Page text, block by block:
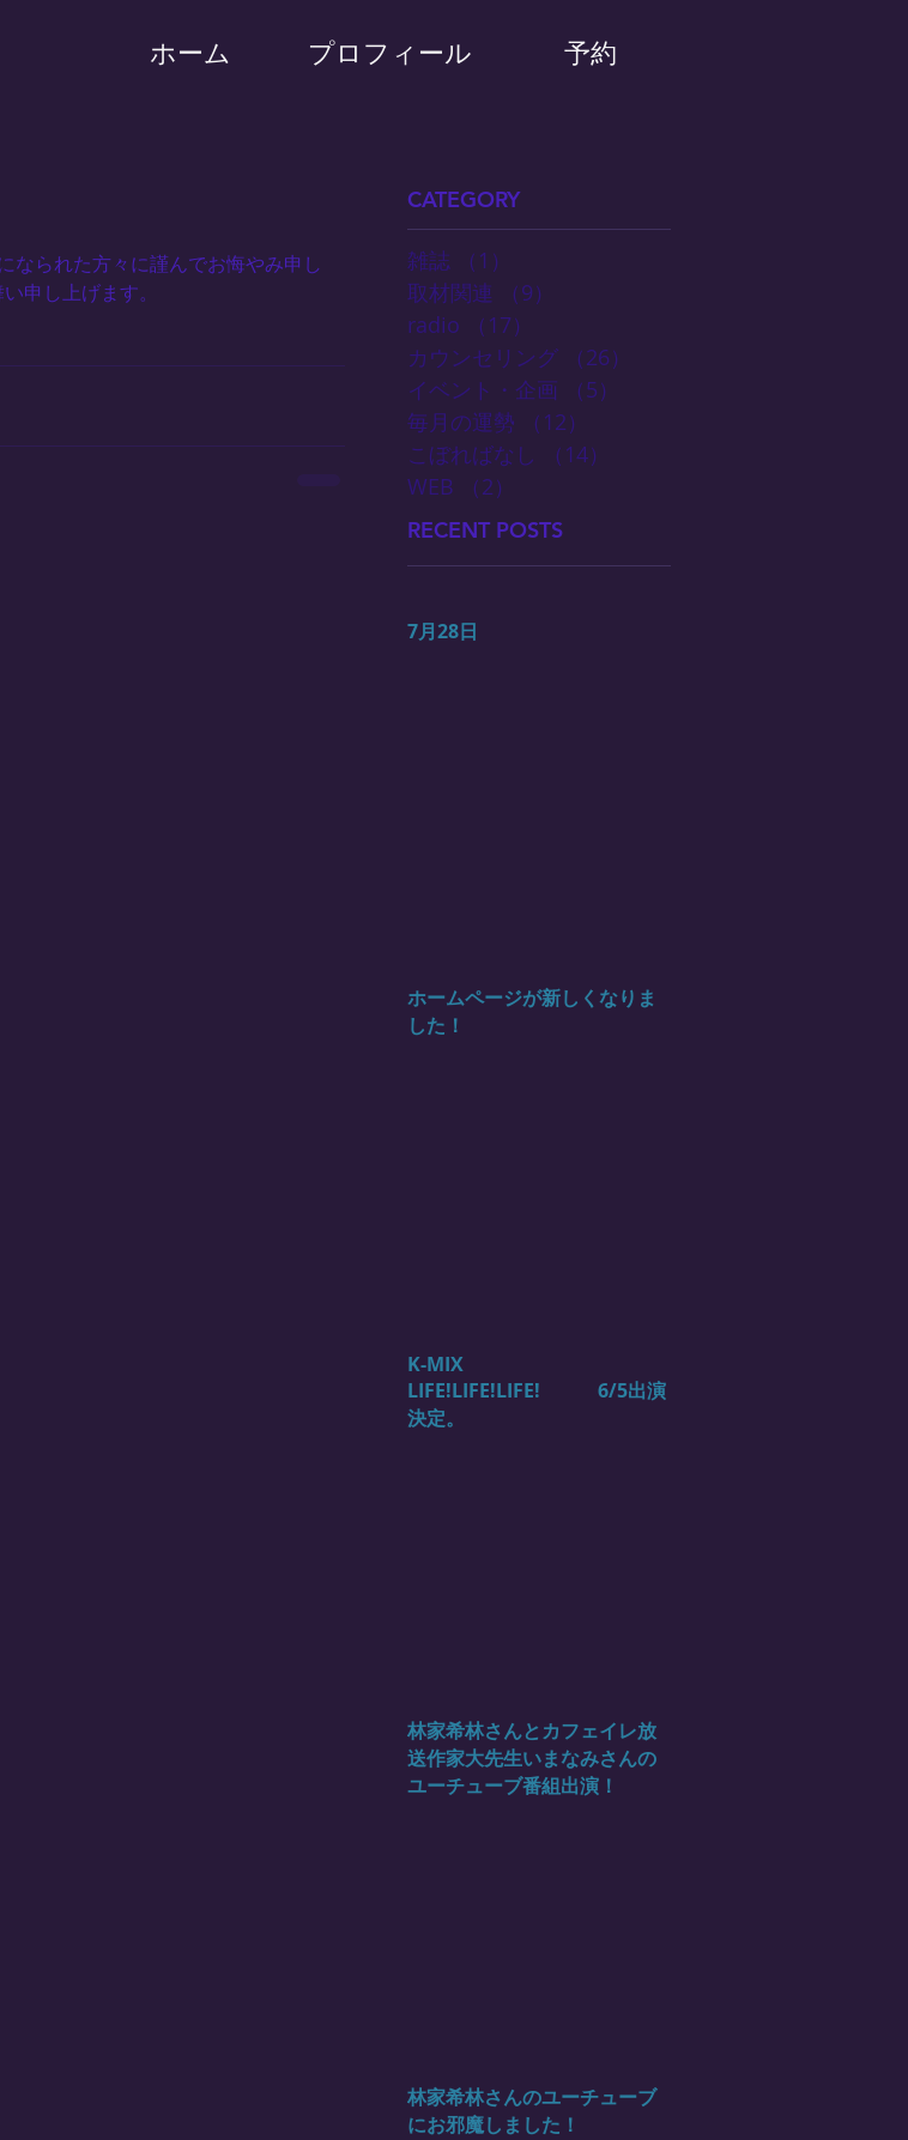
ホーム プロフィール 予約
られた方々に謹んでお悔やみ申し
申し上げます。
CATEGORY
雑誌 （1）
取材関連
（9）
radio
（17）
カウンセリング
（26）
イベント・企画
（5）
毎月の運勢
（12）
こぼればなし
（14）
WEB
（2）
RECENT POSTS
7月28日
ホームページが新しくなりま
した！
K-MIX
LIFE!LIFE!LIFE! 6/5出演
決定。
林家希林さんとカフェイレ放
送作家大先生いまなみさんの
ユーチューブ番組出演！
林家希林さんのユーチューブ
にお邪魔しました！